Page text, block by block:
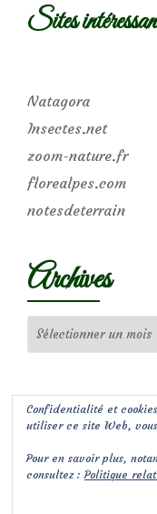
Sites
Natagora
Insectes.net
zoom-nature.fr
florealpes.com
notesdeterrain
Archives
Confidentialité et
utiliser ce site Web,
Pour en savoir plus,
consultez :Politique